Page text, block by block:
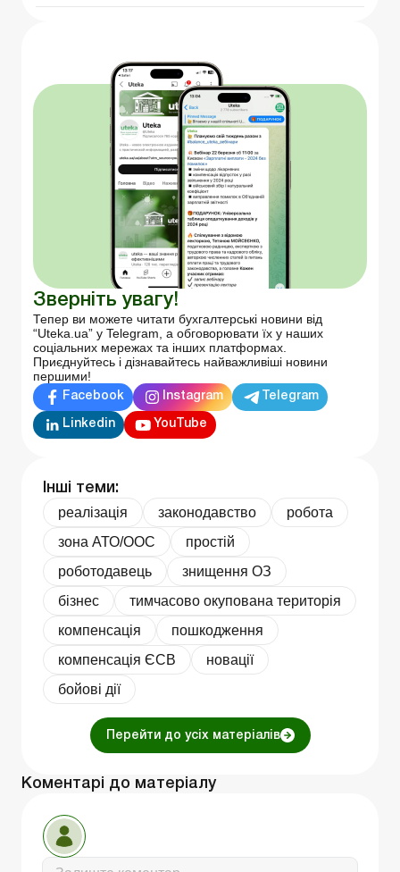
Зверніть увагу!
Тепер ви можете читати бухгалтерські новини від
“Uteka.ua” у Telegram, а обговорювати їх у наших
соціальних мережах та інших платформах.
Приєднуйтесь і дізнавайтесь найважливіші новини
першими!
Facebook Instagram Telegram
Linkedin YouTube
Інші теми:
реалізація законодавство
робота
зона АТО/ООС
простій
роботодавець
знищення ОЗ
бізнес
тимчасово окупована територія
компенсація
пошкодження
компенсація ЄСВ
новації
бойові дії
Перейти до усіх матеріалів
Коментарі до матеріалу